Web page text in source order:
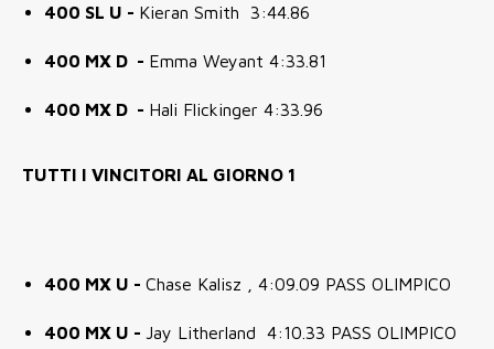
400 SL U - Kieran Smith 3:44.86
400 MX D - Emma Weyant 4:33.81
400 MX D - Hali Flickinger 4:33.96
TUTTI I VINCITORI AL GIORNO 1
400 MX U - Chase Kalisz , 4:09.09 PASS OLIMPICO
400 MX U - Jay Litherland 4:10.33 PASS OLIMPICO